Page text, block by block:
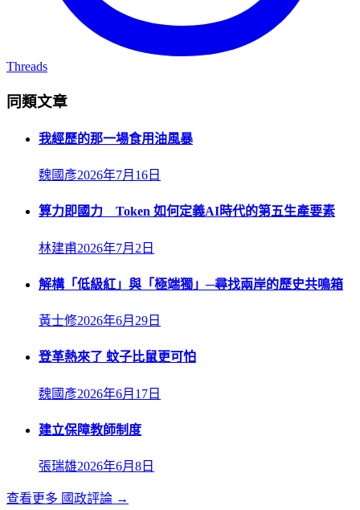
Threads
同類文章
我經歷的那一場食用油風暴
魏國彥2026年7月16日
算力即國力 Token 如何定義AI時代的第五生產要素
林建甫2026年7月2日
解構「低級紅」與「極端獨」─尋找兩岸的歷史共鳴箱
黃士修2026年6月29日
登革熱來了 蚊子比鼠更可怕
魏國彥2026年6月17日
建立保障教師制度
張瑞雄2026年6月8日
查看更多 國政評論 →